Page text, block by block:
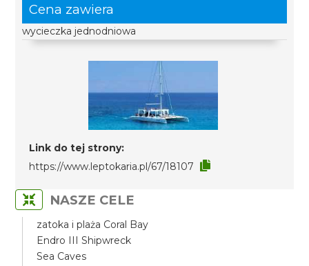
Cena zawiera
wycieczka jednodniowa
Link do tej strony:
https://www.leptokaria.pl/67/18107
NASZE CELE
zatoka i plaża Coral Bay
Endro III Shipwreck
Sea Caves